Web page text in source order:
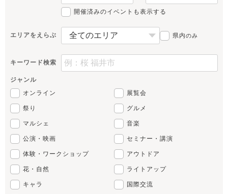
開催済みのイベントも表示する
エリアをえらぶ 県内のみ
キーワード検索
ジャンル
オンライン
展覧会
祭り グルメ
マルシェ 音楽
公演・映画 セミナー・講演
体験・ワークショップ アウトドア
花・自然 ライトアップ
キャラ 国際交流